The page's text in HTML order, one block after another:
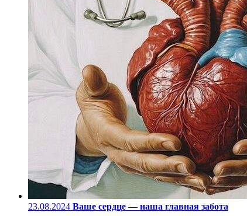
23.08.2024 Ваше сердце — наша главная забота